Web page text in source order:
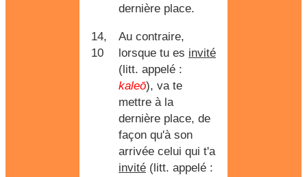
dernière place.
14,
10
Au contraire,
lorsque tu es invité
(litt. appelé :
kaleō), va te
mettre à la
dernière place, de
façon qu'à son
arrivée celui qui t'a
invité (litt. appelé :